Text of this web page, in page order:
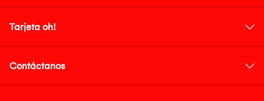
Tarjeta oh!
Contáctanos